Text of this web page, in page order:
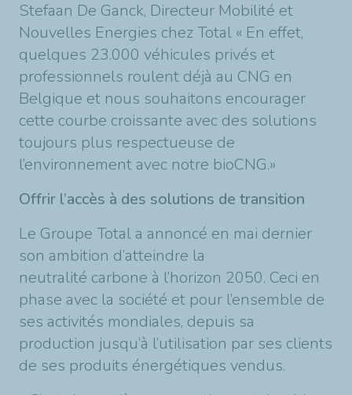
Stefaan De Ganck, Directeur Mobilité et
Nouvelles Energies chez Total « En effet,
quelques 23.000 véhicules privés et
professionnels roulent déjà au CNG en
Belgique et nous souhaitons encourager
cette courbe croissante avec des solutions
toujours plus respectueuse de
l’environnement avec notre bioCNG.»
Offrir l’accès à des solutions de transition
Le Groupe Total a annoncé en mai dernier
son ambition d’atteindre la
neutralité carbone à l’horizon 2050. Ceci en
phase avec la société et pour l’ensemble de
ses activités mondiales, depuis sa
production jusqu’à l’utilisation par ses clients
de ses produits énergétiques vendus.